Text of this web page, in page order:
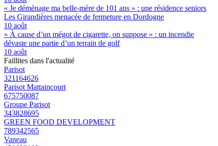
« Je déménage ma belle-mère de 101 ans » : une résidence seniors
Les Girandières menacée de fermeture en Dordogne
10 août
« À cause d’un mégot de cigarette, on suppose » : un incendie
dévaste une partie d’un terrain de golf
10 août
Faillites dans l'actualité
Parisot
321164626
Parisot Mattaincourt
675750087
Groupe Parisot
343828695
GREEN FOOD DEVELOPMENT
789342565
Vaneau